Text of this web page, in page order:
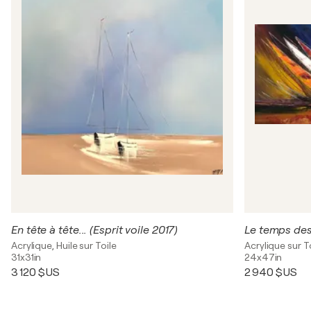
En tête à tête... (Esprit voile 2017)
Acrylique, Huile sur Toile
31x31in
3 120 $US
Le temps
Acrylique sur
24x47in
2 940 $US